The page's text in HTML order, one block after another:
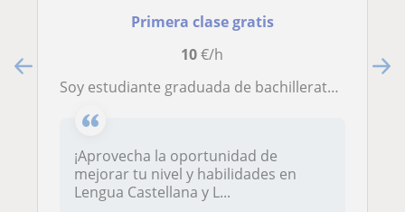
Primera clase gratis
10€/h
Soy estudiante graduada de bachillerato con previa experiencia en clases particulares y ofrezco clases personalizadas al alumno
¡Aprovecha la oportunidad de
mejorar tu nivel y habilidades en
Lengua Castellana y L...